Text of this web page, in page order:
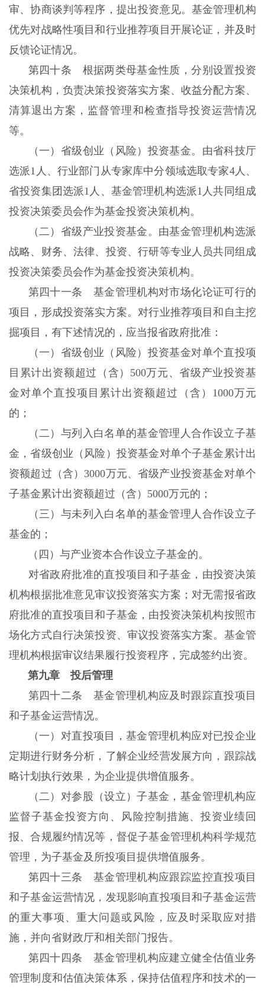
审、协商谈判等程序，提出投资意见。基金管理机构
优先对战略性项目和行业推荐项目开展论证，并及时
反馈论证情况。
第四十条 根据两类母基金性质，分别设置投资
决策机构，负责决策投资落实方案、收益分配方案、
清算退出方案，监督管理和检查指导投资运营情况
等。
（一）省级创业（风险）投资基金。由省科技厅
选派1人、行业部门从专家库中分领域选取专家4人、
省投资集团选派1人、基金管理机构选派1人共同组成
投资决策委员会作为基金投资决策机构。
（二）省级产业投资基金。由基金管理机构选派
战略、财务、法律、投资、行研等专业人员共同组成
投资决策委员会作为基金投资决策机构。
第四十一条 基金管理机构对市场化论证可行的
项目，形成投资落实方案。对行业推荐项目和自主挖
掘项目，有下述情况的，应当报省政府批准：
（一）省级创业（风险）投资基金对单个直投项
目累计出资额超过（含）500万元、省级产业投资基
金对单个直投项目累计出资额超过（含）1000万元
的；
（二）与列入白名单的基金管理人合作设立子基
金，省级创业（风险）投资基金对单个子基金累计出
资额超过（含）3000万元、省级产业投资基金对单个
子基金累计出资额超过（含）5000万元的；
（三）与未列入白名单的基金管理人合作设立子
基金的；
（四）与产业资本合作设立子基金的。
对省政府批准的直投项目和子基金，由投资决策
机构根据批准意见审议投资落实方案；对无需报省政
府批准的直投项目和子基金，由投资决策机构按照市
场化方式自行决策投资、审议投资落实方案。基金管
理机构根据审议结果履行投资程序，完成签约出资。
第九章 投后管理
第四十二条 基金管理机构应及时跟踪直投项目
和子基金运营情况。
（一）对直投项目，基金管理机构应对已投企业
定期进行财务分析，了解企业经营发展方向，跟踪战
略计划执行效果，为企业提供增值服务。
（二）对参股（设立）子基金，基金管理机构应
监督子基金投资方向、风险控制措施、投资业绩回
报、合规履约情况等，督促子基金管理机构科学规范
管理，为子基金及所投项目提供增值服务。
第四十三条 基金管理机构应跟踪监控直投项目
和子基金运营情况，发现影响直投项目和子基金运营
的重大事项、重大问题或风险，应及时采取应对措
施，并向省财政厅和相关部门报告。
第四十四条 基金管理机构应建立健全估值业务
管理制度和估值决策体系，保持估值程序和技术的一